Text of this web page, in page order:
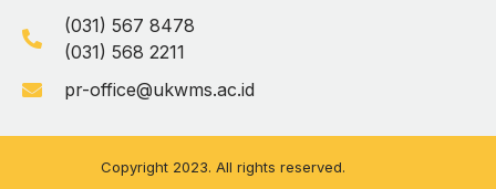
(031) 567 8478
(031) 568 2211
pr-office@ukwms.ac.id
Copyright 2023. All rights reserved.